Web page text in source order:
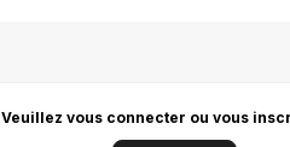
Veuillez vous connecter ou vous